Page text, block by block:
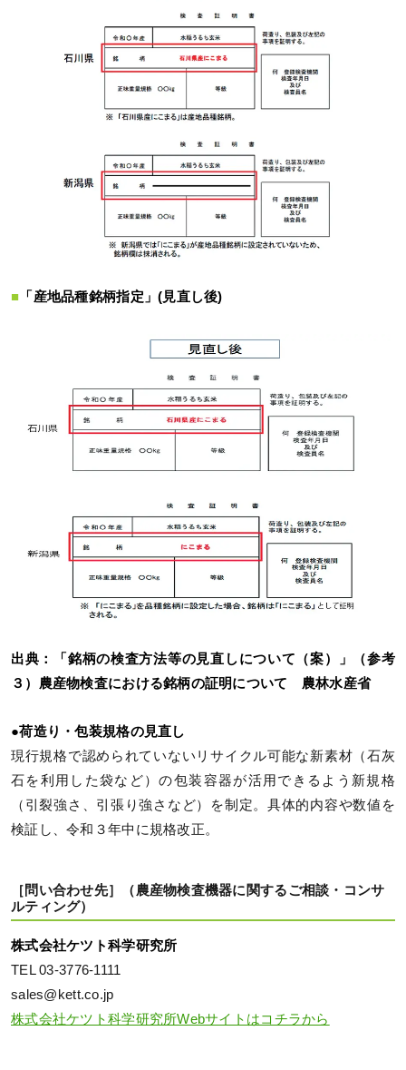
■ 「産地品種銘柄指定」(見直し後)
出典：「銘柄の検査方法等の見直しについて（案）」（参考
３）農産物検査における銘柄の証明について 農林水産省
●荷造り・包装規格の見直し
現行規格で認められていないリサイクル可能な新素材（石灰
石を利用した袋など）の包装容器が活用できるよう新規格
（引裂強さ、引張り強さなど）を制定。具体的内容や数値を
検証し、令和３年中に規格改正。
［問い合わせ先］（農産物検査機器に関するご相談・コンサ
ルティング）
株式会社ケツト科学研究所
TEL 03-3776-1111
sales@kett.co.jp
株式会社ケツト科学研究所Webサイトはコチラから